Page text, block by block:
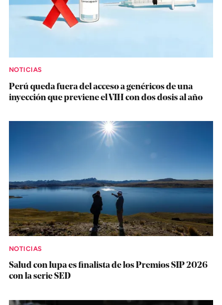
NOTICIAS
Perú queda fuera del acceso a genéricos de una
inyección que previene el VIH con dos dosis al año
NOTICIAS
Salud con lupa es finalista de los Premios SIP 2026
con la serie SED